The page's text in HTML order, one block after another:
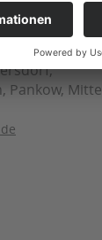
Pankow, Mitte